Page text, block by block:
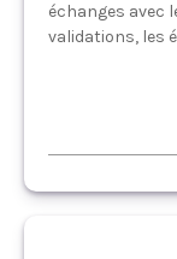
échanges avec
validations, les